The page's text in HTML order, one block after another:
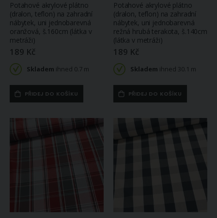
Potahové akrylové plátno
(dralon, teflon) na zahradní
nábytek, uni jednobarevná
oranžová, š.160cm (látka v
metráži)
189 Kč
Skladem ihned 0.7 m
PŘIDEJ DO KOŠÍKU
Potahové akrylové plátno
(dralon, teflon) na zahradní
nábytek, uni jednobarevná
režná hrubá terakota, š.140cm
(látka v metráži)
189 Kč
Skladem ihned 30.1 m
PŘIDEJ DO KOŠÍKU